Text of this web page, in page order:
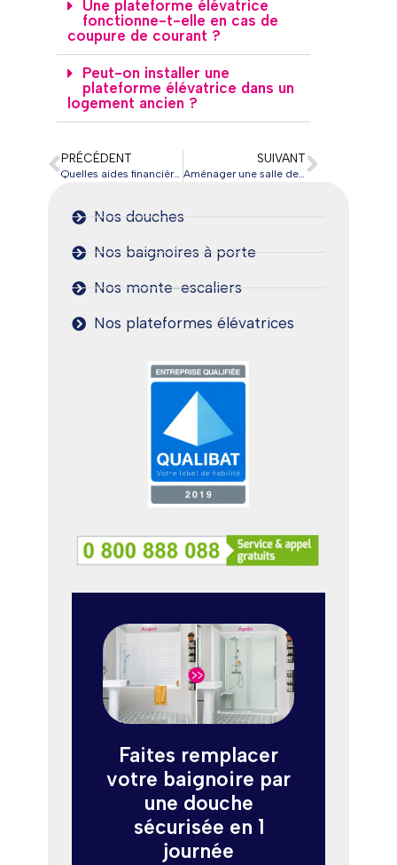
Une plateforme élévatrice
fonctionne-t-elle en cas de
coupure de courant ?
Peut-on installer une
plateforme élévatrice dans un
logement ancien ?
PRÉCÉDENT
Quelles aides financières pour adapter sa salle de bains quand on est senior en 2026
SUIVANT
Aménager une salle de bain adaptée : par où commencer ?
Nos douches
Nos baignoires à porte
Nos monte-escaliers
Nos plateformes élévatrices
Faites remplacer
votre baignoire par
une douche
sécurisée en 1
journée